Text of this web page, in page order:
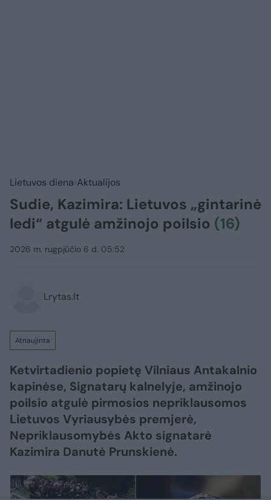
Lietuvos diena Aktualijos
Sudie, Kazimira: Lietuvos „gintarinė
ledi“ atgulė amžinojo poilsio (16)
2026 m. rugpjūčio 6 d. 05:52
Lrytas.lt
Atnaujinta
Ketvirtadienio popietę Vilniaus Antakalnio
kapinėse, Signatarų kalnelyje, amžinojo
poilsio atgulė pirmosios nepriklausomos
Lietuvos Vyriausybės premjerė,
Nepriklausomybės Akto signatarė
Kazimira Danutė Prunskienė.